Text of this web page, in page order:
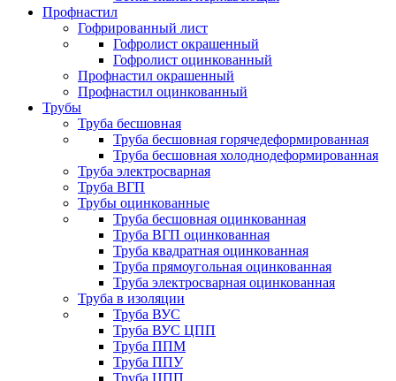
Профнастил
Гофрированный лист
Гофролист окрашенный
Гофролист оцинкованный
Профнастил окрашенный
Профнастил оцинкованный
Трубы
Труба бесшовная
Труба бесшовная горячедеформированная
Труба бесшовная холоднодеформированная
Труба электросварная
Труба ВГП
Трубы оцинкованные
Труба бесшовная оцинкованная
Труба ВГП оцинкованная
Труба квадратная оцинкованная
Труба прямоугольная оцинкованная
Труба электросварная оцинкованная
Труба в изоляции
Труба ВУС
Труба ВУС ЦПП
Труба ППМ
Труба ППУ
Труба ЦПП